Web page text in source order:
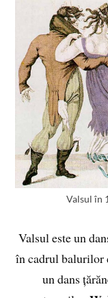
Valsul în
Valsul este un
în cadrul balurilor
un dans